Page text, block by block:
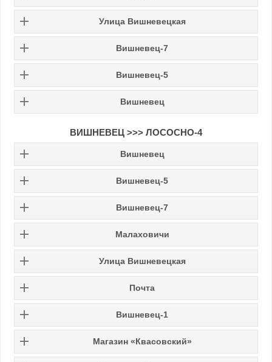
Улица Вишневецкая
Вишневец-7
Вишневец-5
Вишневец
ВИШНЕВЕЦ >>> ЛОСОСНО-4
Вишневец
Вишневец-5
Вишневец-7
Малаховичи
Улица Вишневецкая
Почта
Вишневец-1
Магазин «Квасовский»